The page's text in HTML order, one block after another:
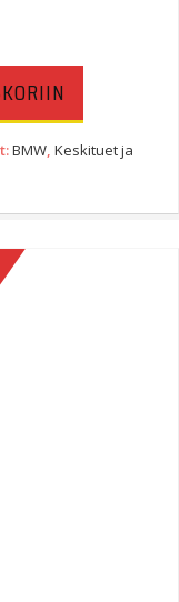
BMW, Keskituet ja